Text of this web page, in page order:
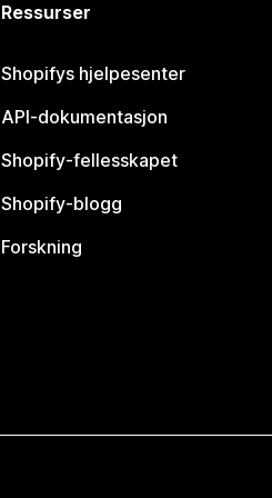
Ressurser
Shopifys hjelpesenter
API-dokumentasjon
Shopify-fellesskapet
Shopify-blogg
Forskning